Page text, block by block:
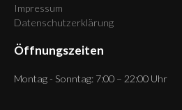
Impressum
Datenschutzerklärung
Öffnungszeiten
Montag - Sonntag: 7:00 – 22:00 Uhr